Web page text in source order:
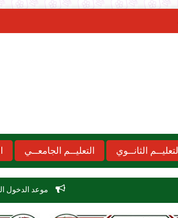
التعليــم الثانــوي التعليــم الجامعــي
موعد الدخول المدرسي 2026-2027